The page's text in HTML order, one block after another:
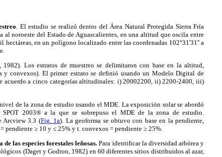
. El estudio se realizó dentro del Área Natural Protegida Sierra Fría
noroeste del Estado de Aguascalientes, en una altitud que oscila entre
en un polígono localizado entre las coordenadas 102°31'31'' a
Los estratos de muestreo se delimitaron con base en la altitud,
y convexos). El primer estrato se definió usando un Modelo Digital de
acuerdo a cinco categorías altitudinales: i) 20002200, ii) 2200-2400, iii)
de la zona de estudio usando el MDE. La exposición solar se abordó
2003® a la que se sobrepuso el MDE de la zona de estudio.
Arcview 3.3 (Fig. 1a). La geoforma se obtuvo con base en la pendiente,
pendiente ≥ 10 y ≤ 25% y t. convexos = pendiente ≥ 25%.
las especies forestales leñosas. Para identificar la diversidad arbórea y
(Daget y Godron, 1982) en 60 diferentes sitios distribuidos al azar,